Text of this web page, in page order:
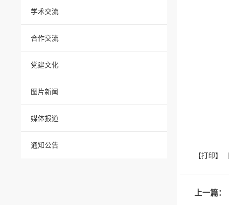
学术交流
合作交流
党建文化
图片新闻
媒体报道
通知公告
上一篇：